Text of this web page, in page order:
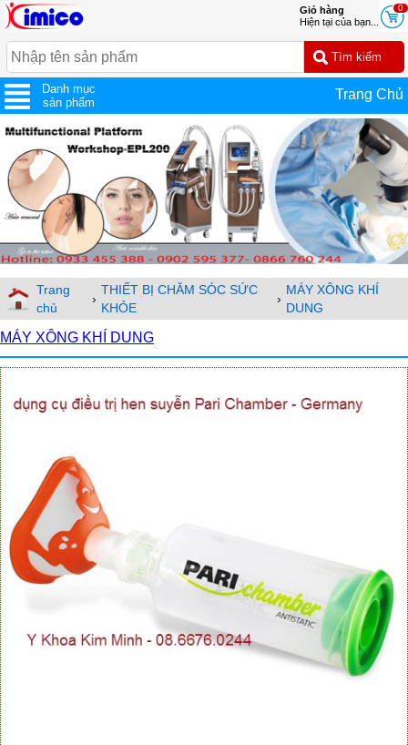
0
Giỏ hàng
Hiện tại của bạn...
Danh mục
sản phẩm
Trang Chủ
Trang
chủ
›
THIẾT BỊ CHĂM SÓC SỨC
KHỎE
›
MÁY XÔNG KHÍ
DUNG
MÁY XÔNG KHÍ DUNG